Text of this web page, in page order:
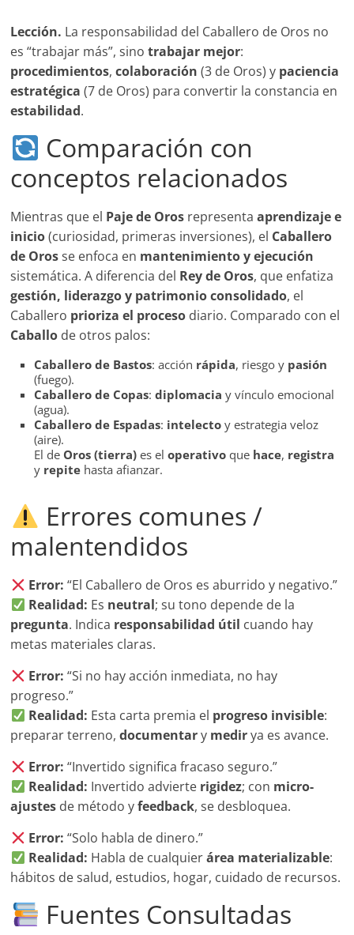
Lección. La responsabilidad del Caballero de Oros no
es “trabajar más”, sinotrabajar mejor:
procedimientos,colaboración (3 de Oros) y paciencia
estratégica (7 de Oros) para convertir la constancia en
estabilidad.
Comparación con
conceptos relacionados
Mientras que el Paje de Oros representaaprendizaje e
inicio(curiosidad, primeras inversiones), el Caballero
de Orosse enfoca en mantenimiento y ejecución
sistemática. A diferencia del Rey de Oros, que enfatiza
gestión, liderazgo y patrimonio consolidado, el
Caballero prioriza el proceso diario. Comparado con el
Caballo de otros palos:
Caballero de Bastos: acción rápida, riesgo y pasión
(fuego).
Caballero de Copas:diplomacia y vínculo emocional
(agua).
Caballero de Espadas: intelecto y estrategia veloz
(aire).
El de Oros (tierra) es eloperativo que hace, registra
y repite hasta afianzar.
Errores comunes /
malentendidos
Error: “El Caballero de Oros es aburrido y negativo.”
Realidad: Es neutral; su tono depende de la
pregunta. Indica responsabilidad útil cuando hay
metas materiales claras.
Error: “Si no hay acción inmediata, no hay
progreso.”
Realidad: Esta carta premia el progreso invisible:
preparar terreno,documentary medirya es avance.
Error: “Invertido significa fracaso seguro.”
Realidad: Invertido advierte rigidez; con micro-
ajustes de método yfeedback, se desbloquea.
Error: “Solo habla de dinero.”
Realidad: Habla de cualquierárea materializable:
hábitos de salud, estudios, hogar, cuidado de recursos.
Fuentes Consultadas